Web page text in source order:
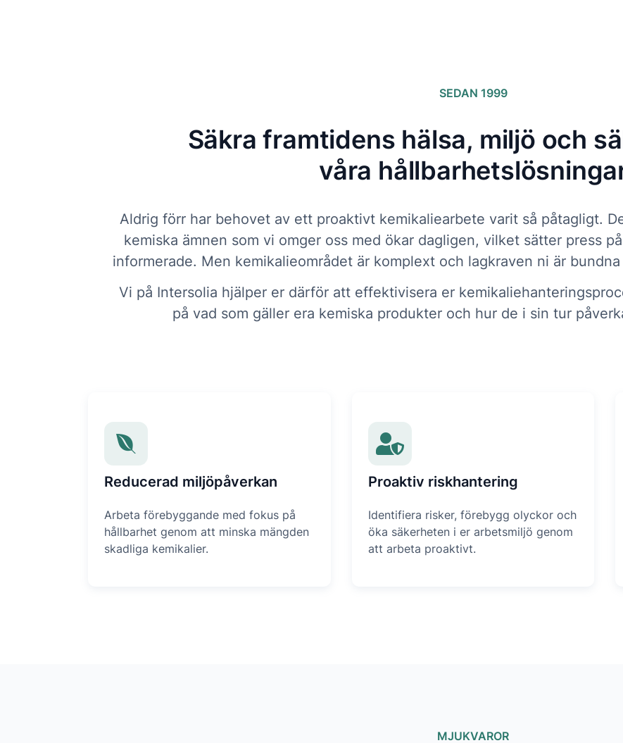
SEDAN 1999
Säkra framtidens hälsa, miljö och
våra
Aldrig förr har behovet av ett proaktivt kemikaliearbete varit så påtagligt.
kemiska ämnen som vi omger oss med ökar dagligen, vilket sätter press
informerade. Men kemikalieområdet är komplext och lagkraven ni är
Vi på Intersolia hjälper er därför att effektivisera er
på vad som gäller era kemiska produkter och hur de i sin tur
Reducerad miljöpåverkan
Arbeta förebyggande med fokus på
hållbarhet genom att minska mängden
skadliga kemikalier.
Proaktiv riskhantering
Identifiera risker, förebygg olyckor och
öka säkerheten i er arbetsmiljö genom
att arbeta proaktivt.
MJUKVAROR